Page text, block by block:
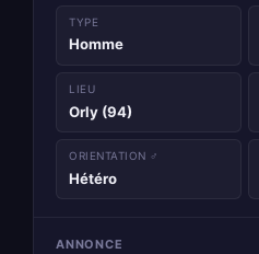
TYPE
Homme
LIEU
Orly (94)
ORIENTATION ♂
Hétéro
ANNONCE